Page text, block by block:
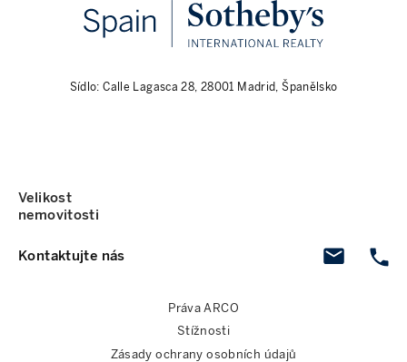
Sídlo: Calle Lagasca 28, 28001 Madrid, Španělsko
Kontaktujte nás
Velikost
nemovitosti
Práva ARCO
Stížnosti
Zásady ochrany osobních údajů